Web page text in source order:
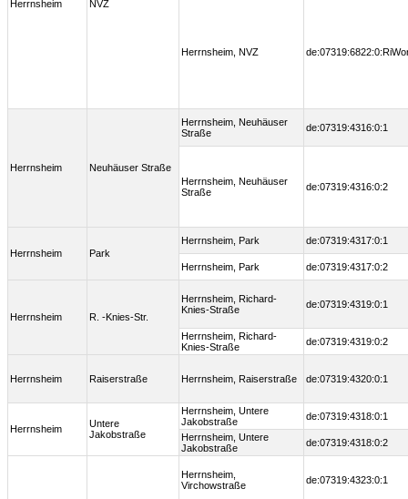
Herrnsheim NVZ
Herrnsheim, NVZ
Herrnsheim Neuhäuser Straße
Herrnsheim, Neuhäuser
Straße
de:07319:4316:0:1
Herrnsheim, Neuhäuser
Straße
de:07319:4316:0:2
Herrnsheim Park
Herrnsheim, Park de:07319:4317:0:1
Herrnsheim, Park de:07319:4317:0:2
Herrnsheim R. -Knies-Str.
Herrnsheim, Richard-
Knies-Straße
de:07319:4319:0:1
Herrnsheim, Richard-
Knies-Straße
de:07319:4319:0:2
Herrnsheim Raiserstraße Herrnsheim, Raiserstraße de:07319:4320:0:1
Herrnsheim
Untere
Jakobstraße
Herrnsheim, Untere
Jakobstraße
de:07319:4318:0:1
Herrnsheim, Untere
Jakobstraße
de:07319:4318:0:2
Herrnsheim,
Virchowstraße
de:07319:4323:0:1